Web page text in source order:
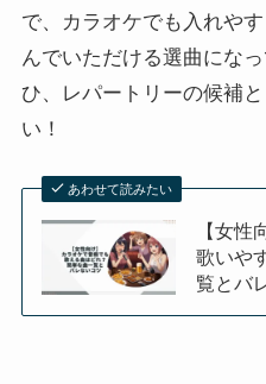
で、カラオケでも入れや
んでいただける選曲にな
ひ、レパートリーの候補
い！
あわせて読みたい
【女性
歌いや
覧とバ